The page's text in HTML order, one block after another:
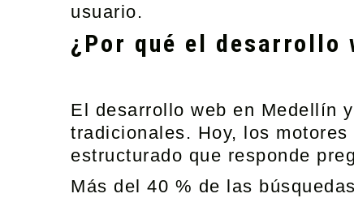
usuario.
¿Por qué el desarrollo
El desarrollo web en Medellín
tradicionales. Hoy, los
estructurado que responde
Más del 40 % de las